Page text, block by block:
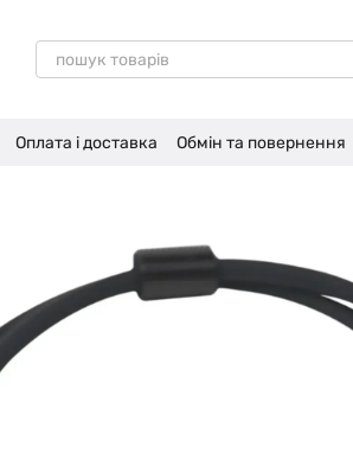
Оплата і доставка Обмін та повернення